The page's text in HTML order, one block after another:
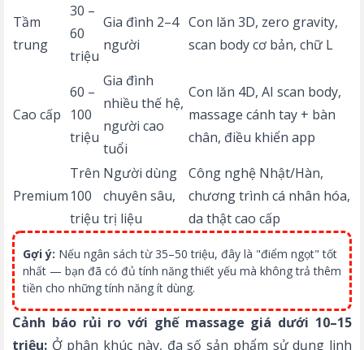
Tầm
trung
30 –
60
triệu
Gia đình 2–4
người
Con lăn 3D, zero gravity,
scan body cơ bản, chữ L
Cao cấp
60 –
100
triệu
Gia đình
nhiều thế hệ,
người cao
tuổi
Con lăn 4D, AI scan body,
massage cánh tay + bàn
chân, điều khiển app
Premium
Trên
100
triệu
Người dùng
chuyên sâu,
trị liệu
Công nghệ Nhật/Hàn,
chương trình cá nhân hóa,
da thật cao cấp
Gợi ý: Nếu ngân sách từ 35–50 triệu, đây là "điểm ngọt" tốt
nhất — bạn đã có đủ tính năng thiết yếu mà không trả thêm
tiền cho những tính năng ít dùng.
Cảnh báo rủi ro với ghế massage giá dưới 10–15
triệu: Ở phân khúc này, đa số sản phẩm sử dụng linh